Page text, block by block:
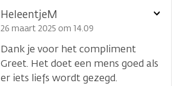
HeleentjeM
26 maart 2025 om 14.09
Dank je voor het compliment
Greet. Het doet een mens goed als
er iets liefs wordt gezegd.
Toon